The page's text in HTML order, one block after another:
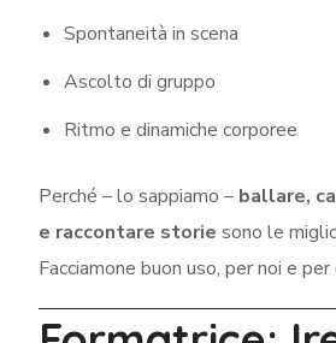
Spontaneità in scena
Ascolto di gruppo
Ritmo e dinamiche corporee
Perché – lo sappiamo – ballare,
e raccontare storie sono le
Facciamone buon uso, per noi e per